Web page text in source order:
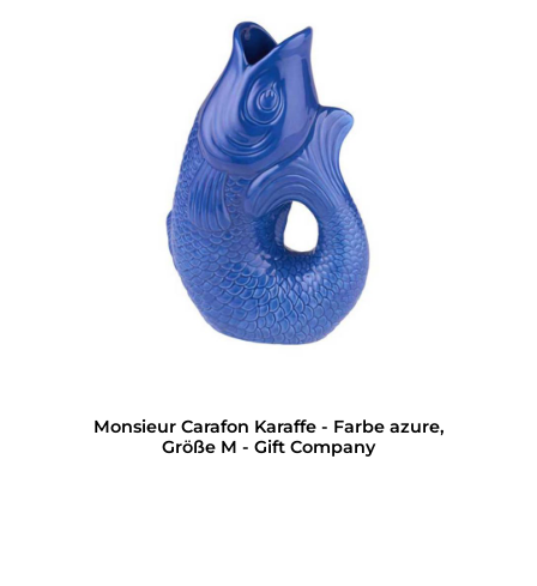
Monsieur Carafon Karaffe - Farbe azure,
Größe M - Gift Company